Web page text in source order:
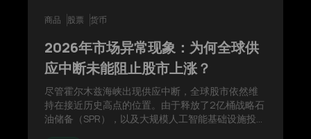
商品 股票 货币
2026年市场异常现象：为何全球供
应中断未能阻止股市上涨？
尽管霍尔木兹海峡出现供应中断，全球股市依然维
持在接近历史高点的位置。由于释放了2亿桶战略石
油储备（SPR），以及大规模人工智能基础设施投资